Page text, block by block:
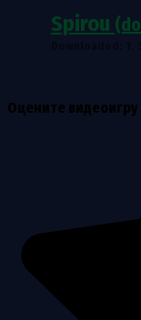
Spirou
Оцените видеоигру